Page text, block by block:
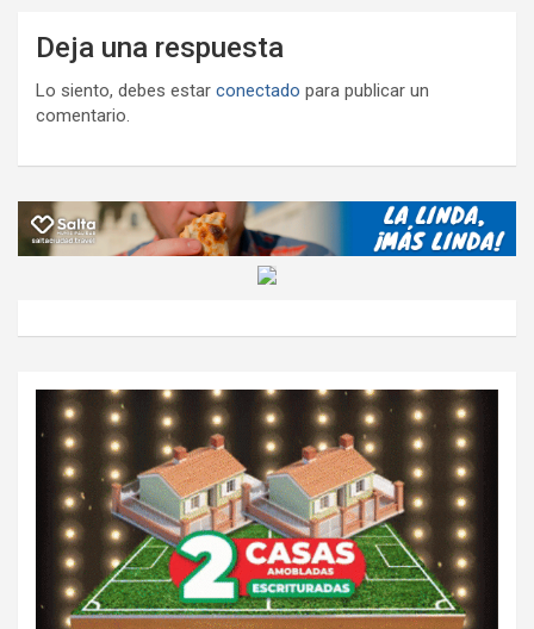
Deja una respuesta
Lo siento, debes estar conectado para publicar un
comentario.